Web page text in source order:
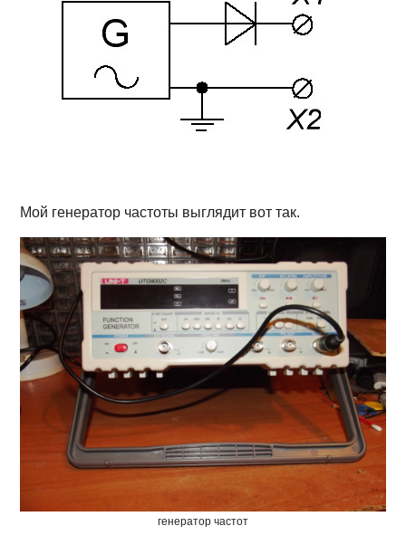
Мой генератор частоты выглядит вот так.
генератор частот